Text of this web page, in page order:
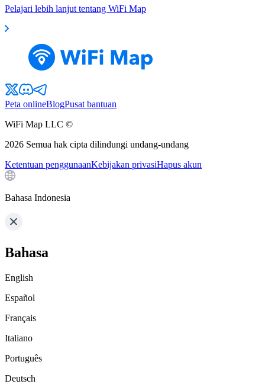
Pelajari lebih lanjut tentang WiFi Map
Peta onlineBlogPusat bantuan
WiFi Map LLC ©
2026 Semua hak cipta dilindungi undang-undang
Ketentuan penggunaanKebijakan privasiHapus akun
Bahasa Indonesia
Bahasa
English
Español
Français
Italiano
Português
Deutsch